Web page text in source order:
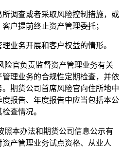
所调查或者采取风险控制措施，或
户提前终止资产管理委托；
业务开展和客户权益的情形。
险官负责监督资产管理业务有关
理业务的合规性定期检查，并依
期货公司首席风险官向住所地中
报告、年度报告中应当包括本公
查情况。
照本办法和期货公司信息公示有
产管理业务试点资格、从业人